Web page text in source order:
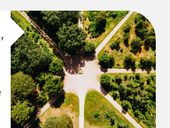
enkle råd til at spare penge på
tøjvasken